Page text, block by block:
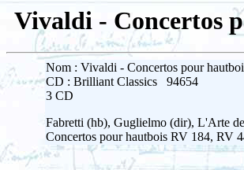
Vivaldi - Concertos
Nom : Vivaldi - Concertos pour
CD : Brilliant Classics 94654
3 CD
Fabretti (hb), Guglielmo (dir), L'Arte
Concertos pour hautbois RV 184, RV